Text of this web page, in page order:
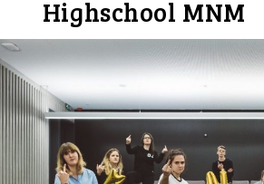
Highschool MNM